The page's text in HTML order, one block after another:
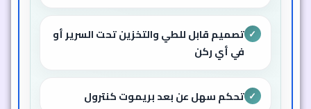
✓ تصميم قابل للطي والتخزين تحت السرير أو
في أي ركن
✓ تحكم سهل عن بعد بريموت كنترول